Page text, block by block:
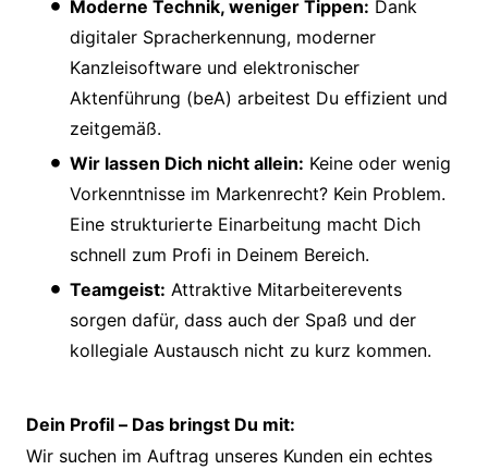
Moderne Technik, weniger Tippen: Dank
digitaler Spracherkennung, moderner
Kanzleisoftware und elektronischer
Aktenführung (beA) arbeitest Du effizient und
zeitgemäß.
Wir lassen Dich nicht allein: Keine oder wenig
Vorkenntnisse im Markenrecht? Kein Problem.
Eine strukturierte Einarbeitung macht Dich
schnell zum Profi in Deinem Bereich.
Teamgeist: Attraktive Mitarbeiterevents
sorgen dafür, dass auch der Spaß und der
kollegiale Austausch nicht zu kurz kommen.
Dein Profil – Das bringst Du mit:
Wir suchen im Auftrag unseres Kunden ein echtes